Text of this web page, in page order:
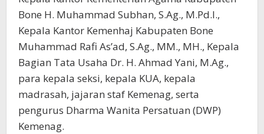
Bone H. Muhammad Subhan, S.Ag., M.Pd.I.,
Kepala Kantor Kemenhaj Kabupaten Bone
Muhammad Rafi As’ad, S.Ag., MM., MH., Kepala
Bagian Tata Usaha Dr. H. Ahmad Yani, M.Ag.,
para kepala seksi, kepala KUA, kepala
madrasah, jajaran staf Kemenag, serta
pengurus Dharma Wanita Persatuan (DWP)
Kemenag.